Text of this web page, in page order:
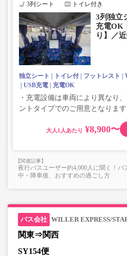
3列シート トイレ付き
3列独立
充電OK
り】／
独立シート トイレ付 フットレスト
USB充電
充電OK
・充電設備は車両により異なり
ントタイプでのご用意となります
大人 ¥8,900〜
夜行バスユーザー約4,000人に聞く！バ
中・降車後、おすすめの過ごし方
WILLER EXPRESS/
関東⇒関西
SY154便